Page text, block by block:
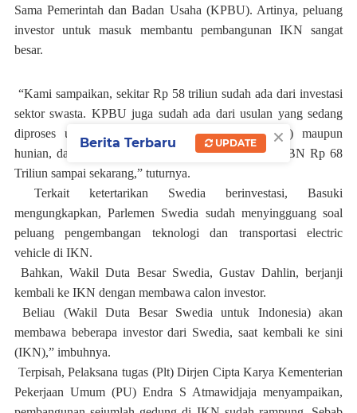
Sama Pemerintah dan Badan Usaha (KPBU). Artinya, peluang
investor untuk masuk membantu pembangunan IKN sangat
besar.
“Kami sampaikan, sekitar Rp 58 triliun sudah ada dari investasi
sektor swasta. KPBU juga sudah ada dari usulan yang sedang
diproses untuk jalan, Multi Utility Tunnel (MUT) maupun
hunian, dari Intiland dan Nindya Karya dan dari APBN Rp 68
Triliun sampai sekarang,” tuturnya.
Terkait ketertarikan Swedia berinvestasi, Basuki
mengungkapkan, Parlemen Swedia sudah menyingguang soal
peluang pengembangan teknologi dan transportasi electric
vehicle di IKN.
Bahkan, Wakil Duta Besar Swedia, Gustav Dahlin, berjanji
kembali ke IKN dengan membawa calon investor.
Beliau (Wakil Duta Besar Swedia untuk Indonesia) akan
membawa beberapa investor dari Swedia, saat kembali ke sini
(IKN),” imbuhnya.
Terpisah, Pelaksana tugas (Plt) Dirjen Cipta Karya Kementerian
Pekerjaan Umum (PU) Endra S Atmawidjaja menyampaikan,
×
Berita Terbaru UPDATE